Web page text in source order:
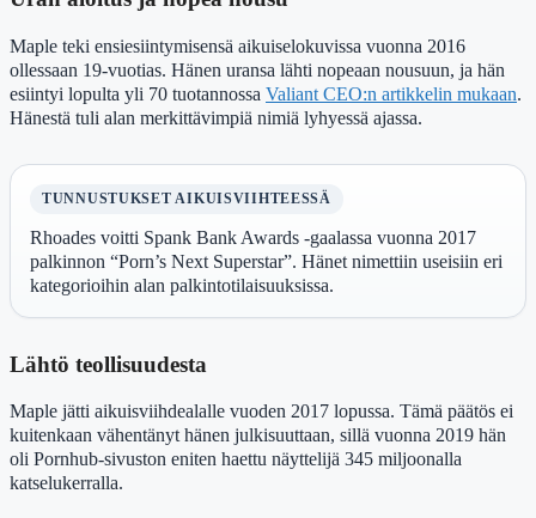
Maple teki ensiesiintymisensä aikuiselokuvissa vuonna 2016
ollessaan 19-vuotias. Hänen uransa lähti nopeaan nousuun, ja hän
esiintyi lopulta yli 70 tuotannossa Valiant CEO:n artikkelin mukaan.
Hänestä tuli alan merkittävimpiä nimiä lyhyessä ajassa.
TUNNUSTUKSET AIKUISVIIHTEESSÄ
Rhoades voitti Spank Bank Awards -gaalassa vuonna 2017
palkinnon “Porn’s Next Superstar”. Hänet nimettiin useisiin eri
kategorioihin alan palkintotilaisuuksissa.
Lähtö teollisuudesta
Maple jätti aikuisviihdealalle vuoden 2017 lopussa. Tämä päätös ei
kuitenkaan vähentänyt hänen julkisuuttaan, sillä vuonna 2019 hän
oli Pornhub-sivuston eniten haettu näyttelijä 345 miljoonalla
katselukerralla.